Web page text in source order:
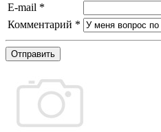
E-mail *
Комментарий *
Отправить